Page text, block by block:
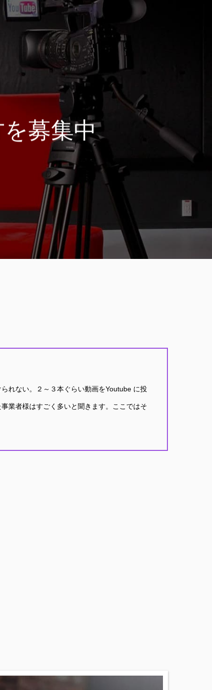
募集中
れない。２～３本ぐらい動画をYoutube に投
業者様はすごく多いと聞きます。ここではそ